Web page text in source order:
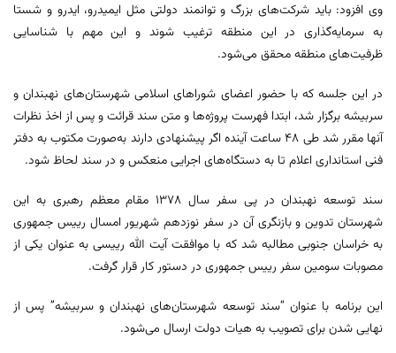
وی افزود: باید شرکت‌های بزرگ و توانمند دولتی مثل ایمیدرو، ایدرو و شستا
به سرمایه‌گذاری در این منطقه ترغیب شوند و این مهم با شناسایی
ظرفیت‌های منطقه محقق می‌شود.
در این جلسه که با حضور اعضای شوراهای اسلامی شهرستان‌های نهبندان و
سربیشه برگزار شد، ابتدا فهرست پروژه‌ها و متن سند قرائت و پس از اخذ نظرات
آنها مقرر شد طی ۴۸ ساعت آینده اگر پیشنهادی دارند به‌صورت مکتوب به دفتر
فنی استانداری اعلام تا به دستگاه‌های اجرایی منعکس و در سند لحاظ شود.
سند توسعه نهبندان در پی سفر سال ۱۳۷۸ مقام معظم رهبری به این
شهرستان تدوین و بازنگری آن در سفر نوزدهم شهریور امسال رییس جمهوری
به خراسان جنوبی مطالبه شد که با موافقت آیت الله رییسی به عنوان یکی از
مصوبات سومین سفر رییس جمهوری در دستور کار قرار گرفت.
این برنامه با عنوان “سند توسعه شهرستان‌های نهبندان و سربیشه” پس از
نهایی شدن برای تصویب به هیات دولت ارسال می‌شود.